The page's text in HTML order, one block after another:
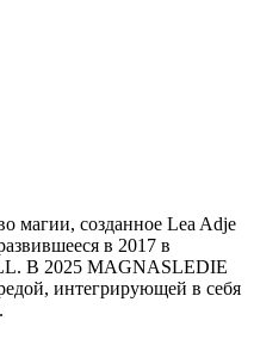
магии, созданное Lea Adje
в 2017 в
В 2025 MAGNASLEDIE
интегрирующей в себя